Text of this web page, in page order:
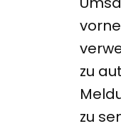
zu
zu